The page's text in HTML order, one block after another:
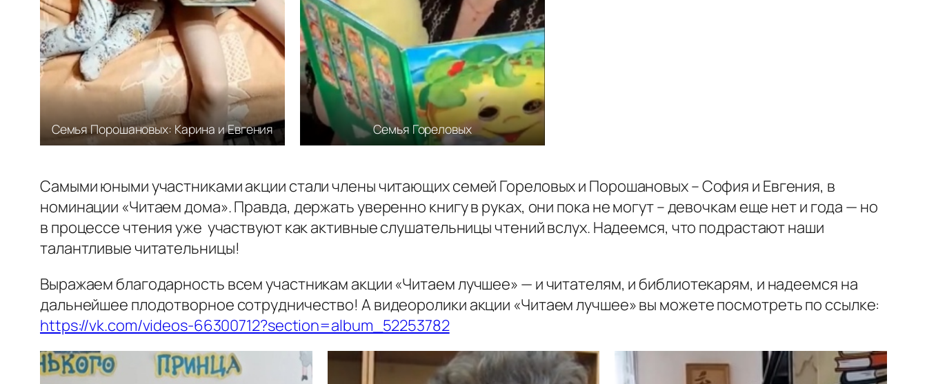
Семья Порошановых: Карина и Евгения Семья Гореловых
Самыми юными участниками акции стали члены читающих семей Гореловых и Порошановых – София и Евгения, в
номинации «Читаем дома». Правда, держать уверенно книгу в руках, они пока не могут – девочкам еще нет и года — но
в процессе чтения уже участвуют как активные слушательницы чтений вслух. Надеемся, что подрастают наши
талантливые читательницы!
Выражаем благодарность всем участникам акции «Читаем лучшее» — и читателям, и библиотекарям, и надеемся на
дальнейшее плодотворное сотрудничество! А видеоролики акции «Читаем лучшее» вы можете посмотреть по ссылке:
https://vk.com/videos-66300712?section=album_52253782